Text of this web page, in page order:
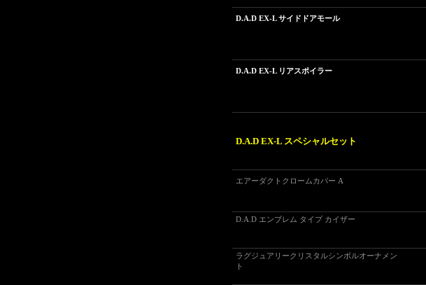
D.A.D EX-L サイドドアモール
D.A.D EX-L リアスポイラー
D.A.D EX-L スペシャルセット
エアーダクトクロームカバー A
D.A.D エンブレム タイプ カイザー
ラグジュアリークリスタルシンボルオーナメン
ト